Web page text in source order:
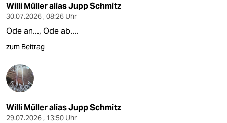
Willi Müller alias Jupp Schmitz
30.07.2026 , 08:26 Uhr
Ode an..., Ode ab....
zum Beitrag
Willi Müller alias Jupp Schmitz
29.07.2026 , 13:50 Uhr